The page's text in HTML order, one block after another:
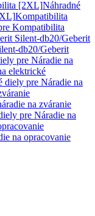
[2XL]Náhradné
Kompatibilita
Kompatibilita
Silent-db20/Geberit
db20/Geberit
pre Náradie na
elektrické
diely pre Náradie na
na zváranie
pre Náradie na
na opracovanie